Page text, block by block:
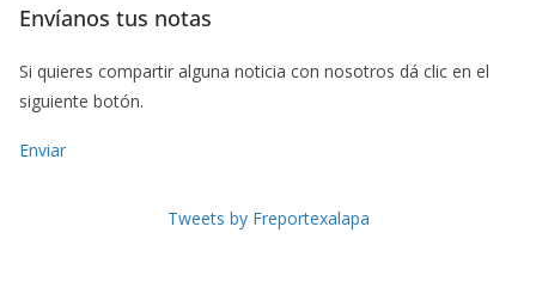
Envíanos tus notas
Si quieres compartir alguna noticia con nosotros dá clic en el
siguiente botón.
Enviar
Tweets by Freportexalapa